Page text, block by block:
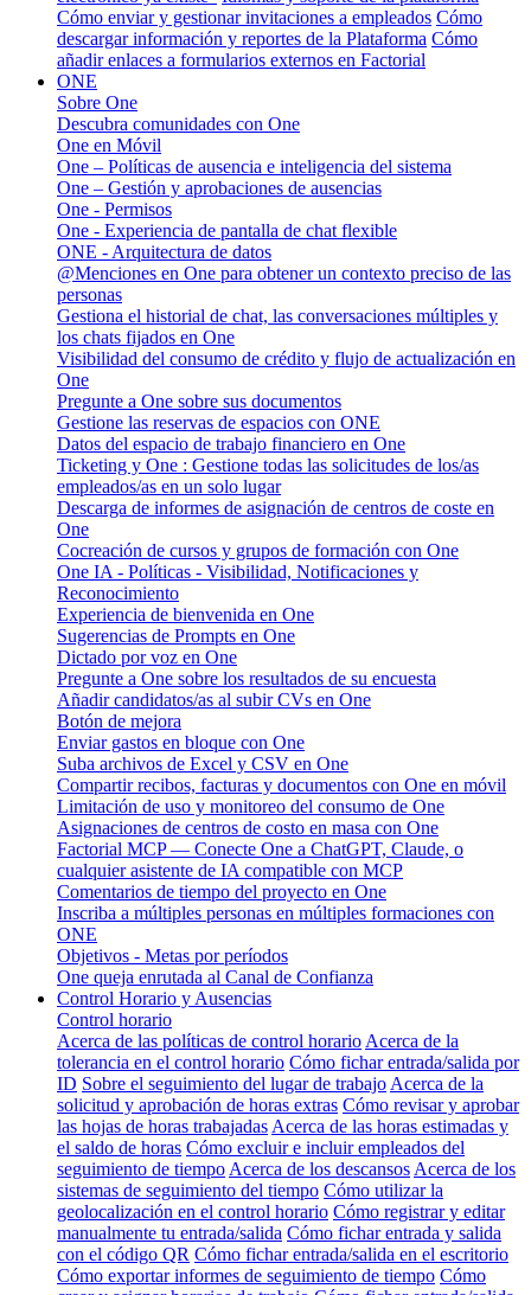
Cómo enviar y gestionar invitaciones a empleados Cómo
descargar información y reportes de la Plataforma Cómo
añadir enlaces a formularios externos en Factorial
ONE
Sobre One
Descubra comunidades con One
One en Móvil
One – Políticas de ausencia e inteligencia del sistema
One – Gestión y aprobaciones de ausencias
One - Permisos
One - Experiencia de pantalla de chat flexible
ONE - Arquitectura de datos
@Menciones en One para obtener un contexto preciso de las
personas
Gestiona el historial de chat, las conversaciones múltiples y
los chats fijados en One
Visibilidad del consumo de crédito y flujo de actualización en
One
Pregunte a One sobre sus documentos
Gestione las reservas de espacios con ONE
Datos del espacio de trabajo financiero en One
Ticketing y One : Gestione todas las solicitudes de los/as
empleados/as en un solo lugar
Descarga de informes de asignación de centros de coste en
One
Cocreación de cursos y grupos de formación con One
One IA - Políticas - Visibilidad, Notificaciones y
Reconocimiento
Experiencia de bienvenida en One
Sugerencias de Prompts en One
Dictado por voz en One
Pregunte a One sobre los resultados de su encuesta
Añadir candidatos/as al subir CVs en One
Botón de mejora
Enviar gastos en bloque con One
Suba archivos de Excel y CSV en One
Compartir recibos, facturas y documentos con One en móvil
Limitación de uso y monitoreo del consumo de One
Asignaciones de centros de costo en masa con One
Factorial MCP — Conecte One a ChatGPT, Claude, o
cualquier asistente de IA compatible con MCP
Comentarios de tiempo del proyecto en One
Inscriba a múltiples personas en múltiples formaciones con
ONE
Objetivos - Metas por períodos
One queja enrutada al Canal de Confianza
Control Horario y Ausencias
Control horario
Acerca de las políticas de control horario Acerca de la
tolerancia en el control horario Cómo fichar entrada/salida por
ID Sobre el seguimiento del lugar de trabajo Acerca de la
solicitud y aprobación de horas extras Cómo revisar y aprobar
las hojas de horas trabajadas Acerca de las horas estimadas y
el saldo de horas Cómo excluir e incluir empleados del
seguimiento de tiempo Acerca de los descansos Acerca de los
sistemas de seguimiento del tiempo Cómo utilizar la
geolocalización en el control horario Cómo registrar y editar
manualmente tu entrada/salida Cómo fichar entrada y salida
con el código QR Cómo fichar entrada/salida en el escritorio
Cómo exportar informes de seguimiento de tiempo Cómo